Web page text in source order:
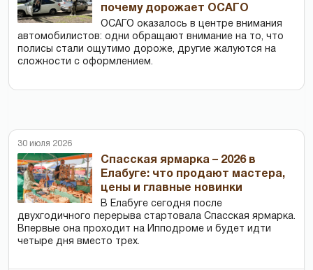
почему дорожает ОСАГО
ОСАГО оказалось в центре внимания
автомобилистов: одни обращают внимание на то, что
полисы стали ощутимо дороже, другие жалуются на
сложности с оформлением.
30 июля 2026
Спасская ярмарка – 2026 в
Елабуге: что продают мастера,
цены и главные новинки
В Елабуге сегодня после
двухгодичного перерыва стартовала Спасская ярмарка.
Впервые она проходит на Ипподроме и будет идти
четыре дня вместо трех.